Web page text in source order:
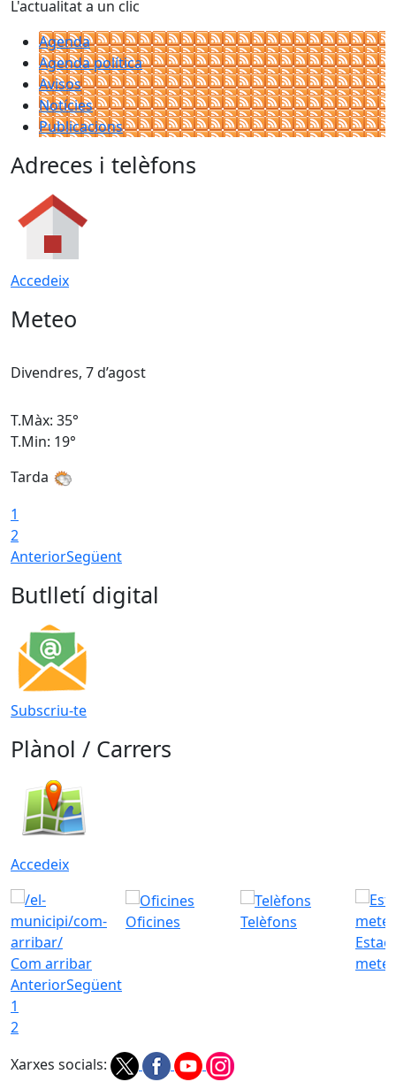
L'actualitat a un clic
Agenda
Agenda política
Avisos
Notícies
Publicacions
Adreces i telèfons
Accedeix
Meteo
Divendres, 7 d’agost
T.Màx: 35°
T.Min: 19°
Tarda
1
2
AnteriorSegüent
Butlletí digital
Subscriu-te
Plànol / Carrers
Accedeix
Com arribar
Oficines
Telèfons
AnteriorSegüent
1
2
Xarxes socials: